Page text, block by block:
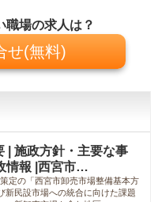
職場の求人は？
せ(無料)
| 施政方針・主要な事
情報 |西宮市…
定の「西宮市卸売市場整備基本方
新民設市場への統合に向けた課題